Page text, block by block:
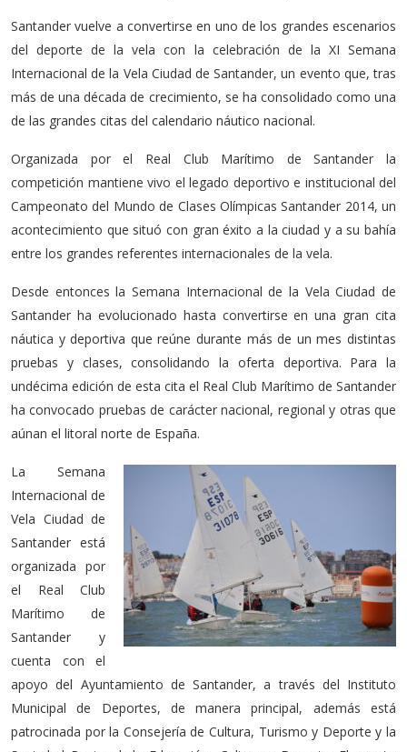
Santander vuelve a convertirse en uno de los grandes escenarios
del deporte de la vela con la celebración de la XI Semana
Internacional de la Vela Ciudad de Santander, un evento que, tras
más de una década de crecimiento, se ha consolidado como una
de las grandes citas del calendario náutico nacional.
Organizada por el Real Club Marítimo de Santander la
competición mantiene vivo el legado deportivo e institucional del
Campeonato del Mundo de Clases Olímpicas Santander 2014, un
acontecimiento que situó con gran éxito a la ciudad y a su bahía
entre los grandes referentes internacionales de la vela.
Desde entonces la Semana Internacional de la Vela Ciudad de
Santander ha evolucionado hasta convertirse en una gran cita
náutica y deportiva que reúne durante más de un mes distintas
pruebas y clases, consolidando la oferta deportiva. Para la
undécima edición de esta cita el Real Club Marítimo de Santander
ha convocado pruebas de carácter nacional, regional y otras que
aúnan el litoral norte de España.
La Semana
Internacional de
Vela Ciudad de
Santander está
organizada por
el Real Club
Marítimo de
Santander y
cuenta con el
apoyo del Ayuntamiento de Santander, a través del Instituto
Municipal de Deportes, de manera principal, además está
patrocinada por la Consejería de Cultura, Turismo y Deporte y la